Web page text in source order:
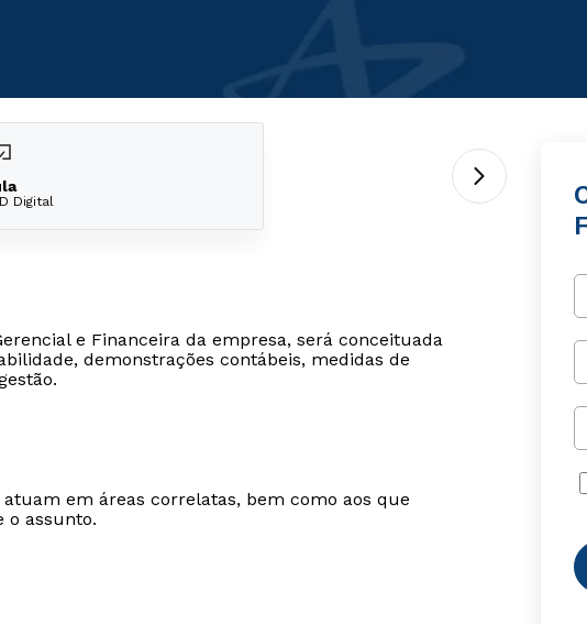
Digital
e Financeira da empresa, será conceituada
demonstrações contábeis, medidas de
em áreas correlatas, bem como aos que
o assunto.